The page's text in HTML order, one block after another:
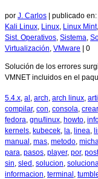
por J. Carlos | publicado en:
Kali Linux Linux Linux Mint,
Sist. Operativos Sistema
Virtualización VMware | 0
Solución de los errores
VMNET incluidos en el
5.4.x al arch arch linux
compilar, con consola crear
fedora gnu/linux howto
kernels kubecek la linea
manual mas metodo
para pasos player, por, post
sin sled solucion
informacion terminal